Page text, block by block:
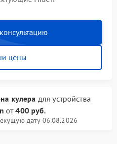
цены
кулера для устройства
от400 руб.
дату 06.08.2026